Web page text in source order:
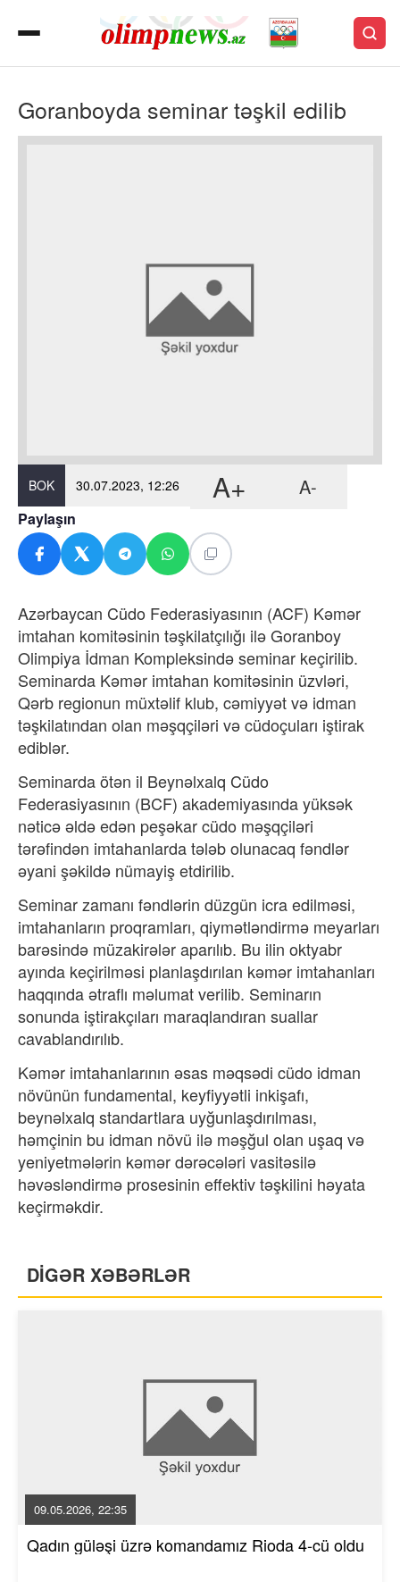
Goranboyda seminar təşkil edilib
BOK 30.07.2023, 12:26 A+ A-
Paylaşın
Azərbaycan Cüdo Federasiyasının (ACF) Kəmər
imtahan komitəsinin təşkilatçılığı ilə Goranboy
Olimpiya İdman Kompleksində seminar keçirilib.
Seminarda Kəmər imtahan komitəsinin üzvləri,
Qərb regionun müxtəlif klub, cəmiyyət və idman
təşkilatından olan məşqçiləri və cüdoçuları iştirak
ediblər.
Seminarda ötən il Beynəlxalq Cüdo
Federasiyasının (BCF) akademiyasında yüksək
nəticə əldə edən peşəkar cüdo məşqçiləri
tərəfindən imtahanlarda tələb olunacaq fəndlər
əyani şəkildə nümayiş etdirilib.
Seminar zamanı fəndlərin düzgün icra edilməsi,
imtahanların proqramları, qiymətləndirmə meyarları
barəsində müzakirələr aparılıb. Bu ilin oktyabr
ayında keçirilməsi planlaşdırılan kəmər imtahanları
haqqında ətraflı məlumat verilib. Seminarın
sonunda iştirakçıları maraqlandıran suallar
cavablandırılıb.
Kəmər imtahanlarının əsas məqsədi cüdo idman
növünün fundamental, keyfiyyətli inkişafı,
beynəlxalq standartlara uyğunlaşdırılması,
həmçinin bu idman növü ilə məşğul olan uşaq və
yeniyetmələrin kəmər dərəcələri vasitəsilə
həvəsləndirmə prosesinin effektiv təşkilini həyata
keçirməkdir.
DİGƏR XƏBƏRLƏR
09.05.2026, 22:35
Qadın güləşi üzrə komandamız Rioda 4-cü oldu